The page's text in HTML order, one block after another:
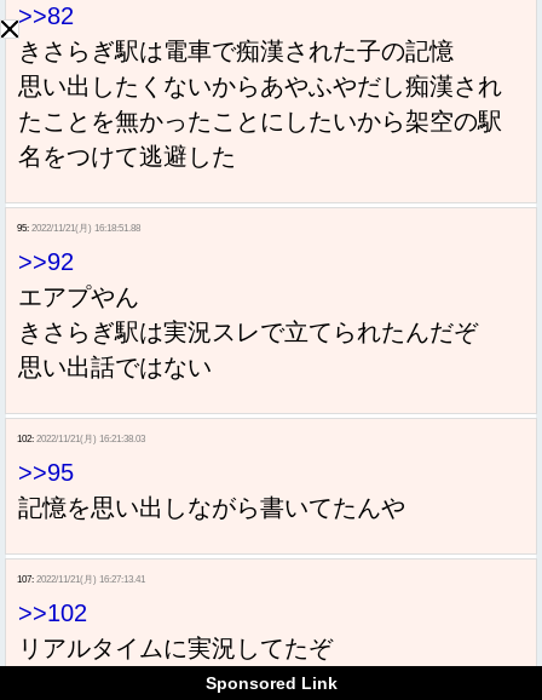
>>82
きさらぎ駅は電車で痴漢された子の記憶
思い出したくないからあやふやだし痴漢され
たことを無かったことにしたいから架空の駅
名をつけて逃避した
95: 2022/11/21(月) 16:18:51.88
>>92
エアプやん
きさらぎ駅は実況スレで立てられたんだぞ
思い出話ではない
102: 2022/11/21(月) 16:21:38.03
>>95
記憶を思い出しながら書いてたんや
107: 2022/11/21(月) 16:27:13.41
>>102
リアルタイムに実況してたぞ
Sponsored Link